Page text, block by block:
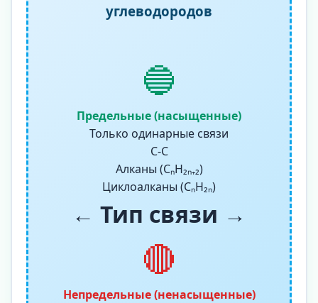
углеводородов
🔵
Предельные (насыщенные)
Только одинарные связи
C-C
Алканы (CₙH₂ₙ₊₂)
Циклоалканы (CₙH₂ₙ)
← Тип связи →
🔴
Непредельные (ненасыщенные)